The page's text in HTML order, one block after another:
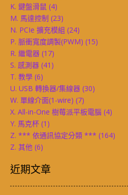
K. 鍵盤滑鼠 (4)
M. 馬達控制 (23)
N. PCIe 擴充模組 (24)
P. 脈衝寬度調製(PWM) (15)
R. 繼電器 (17)
S. 感測器 (41)
T. 教學 (6)
U. USB 轉換器/集線器 (30)
W. 單線介面(1-wire) (7)
X. All-in-One 樹莓派平板電腦 (4)
Y. 馬克杯 (1)
Z. *** 依通訊協定分類 *** (164)
Z. 其他 (6)
近期文章